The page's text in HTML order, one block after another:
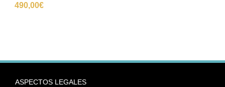
490,00€
ASPECTOS LEGALES